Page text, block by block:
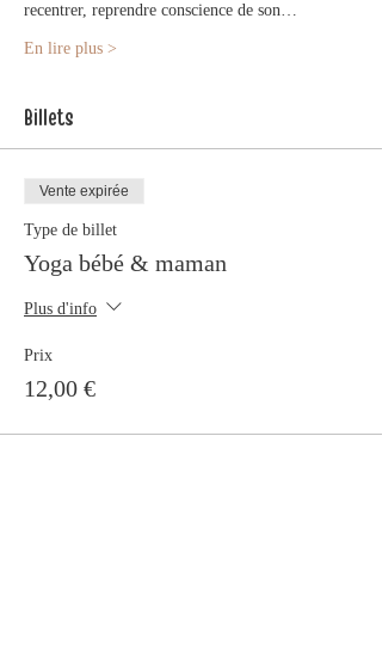
recentrer, reprendre conscience de son…
En lire plus >
Billets
Vente expirée
Type de billet
Yoga bébé & maman
Plus d'info
Prix
12,00 €